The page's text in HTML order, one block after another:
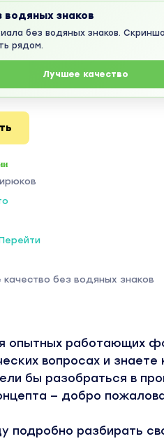
водяных знаков
без водяных знаков.
рядом.
Лучшее качество
без водяных знаков
опытных работающих
вопросах и знаете
бы разобраться в
— добро
подробно разбирать